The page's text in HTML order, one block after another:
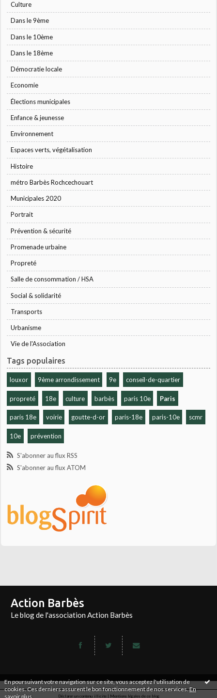
En poursuivant votre navigation sur ce site, vous acceptez l'utilisation de
cookies. Ces derniers assurent le bon fonctionnement de nos services.En
savoir plus
Culture
Dans le 9ème
Dans le 10ème
Dans le 18ème
Démocratie locale
Economie
Élections municipales
Enfance & jeunesse
Environnement
Espaces verts, végétalisation
Histoire
métro Barbès Rochcechouart
Municipales 2020
Portrait
Prévention & sécurité
Promenade urbaine
Propreté
Salle de consommation / HSA
Social & solidarité
Transports
Urbanisme
Vie de l'Association
Tags populaires
louxor 9ème arrondissement 9e conseil-de-quartier
propreté 18e culture barbès paris 10e Paris
paris 18e voirie goutte-d-or paris-18e paris-10e scmr
10e prévention
S'abonner au flux RSS
S'abonner au flux ATOM
Action Barbès
Le blog de l'association Action Barbès
Déclarer un contenu illicite| Mentions légales de ce blog